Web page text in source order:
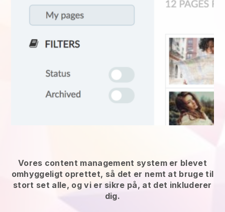
Vores content management system er blevet
omhyggeligt oprettet, så det er nemt at bruge til
stort set alle, og vi er sikre på, at det inkluderer
dig.